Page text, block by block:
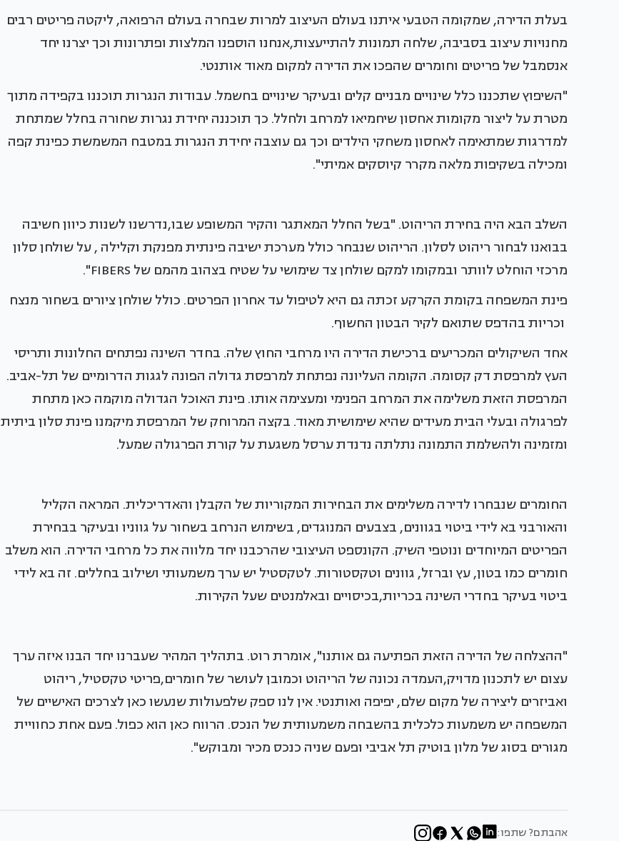
בעלת הדירה, שמקומה הטבעי איתנו בעולם העיצוב למרות שבחרה בעולם הרפואה, ליקטה פריטים רבים
מחנויות עיצוב בסביבה, שלחה תמונות להתייעצות,אנחנו הוספנו המלצות ופתרונות וכך יצרנו יחד
אנסמבל של פריטים וחומרים שהפכו את הדירה למקום מאוד אותנטי.
"השיפוץ שתכננו כלל שינויים מבניים קלים ובעיקר שינויים בחשמל. עבודות הנגרות תוכננו בקפידה מתוך
מטרת על ליצור מקומות אחסון שיחמיאו למרחב ולחלל. כך תוכננה יחידת נגרות שחורה בחלל שמתחת
למדרגות שמתאימה לאחסון משחקי הילדים וכך גם עוצבה יחידת הנגרות במטבח המשמשת כפינת קפה
ומכילה בשקיפות מלאה מקרר קיוסקים אמיתי".
השלב הבא היה בחירת הריהוט. "בשל החלל המאתגר והקיר המשופע שבו,נדרשנו לשנות כיוון חשיבה
בבואנו לבחור ריהוט לסלון. הריהוט שנבחר כולל מערכת ישיבה פינתית מפנקת וקלילה , על שולחן סלון
מרכזי הוחלט לוותר ובמקומו למקם שולחן צד שימושי על שטיח בצהוב מהמם של FIBERS".
פינת המשפחה בקומת הקרקע זכתה גם היא לטיפול עד אחרון הפרטים. כולל שולחן ציורים בשחור מנצח
וכריות בהדפס שתואם לקיר הבטון החשוף.
אחד השיקולים המכריעים ברכישת הדירה היו מרחבי החוץ שלה. בחדר השינה נפתחים החלונות ותריסי
העץ למרפסת דק קסומה. הקומה העליונה נפתחת למרפסת גדולה הפונה לגגות הדרומיים של תל-אביב.
המרפסת הזאת משלימה את המרחב הפנימי ומעצימה אותו. פינת האוכל הגדולה מוקמה כאן מתחת
לפרגולה ובעלי הבית מעידים שהיא שימושית מאוד. בקצה המרוחק של המרפסת מיקמנו פינת סלון ביתית
ומזמינה ולהשלמת התמונה נתלתה נדנדת ערסל משגעת על קורת הפרגולה שמעל.
החומרים שנבחרו לדירה משלימים את הבחירות המקוריות של הקבלן והאדריכלית. המראה הקליל
והאורבני בא לידי ביטוי בגוונים, בצבעים המנוגדים, בשימוש הנרחב בשחור על גווניו ובעיקר בבחירת
הפריטים המיוחדים ונוטפי השיק. הקונספט העיצובי שהרכבנו יחד מלווה את כל מרחבי הדירה. הוא משלב
חומרים כמו בטון, עץ וברזל, גוונים וטקסטורות. לטקסטיל יש ערך משמעותי ושילוב בחללים. זה בא לידי
ביטוי בעיקר בחדרי השינה בכריות,בכיסויים ובאלמנטים שעל הקירות.
"ההצלחה של הדירה הזאת הפתיעה גם אותנו", אומרת רוט. בתהליך המהיר שעברנו יחד הבנו איזה ערך
עצום יש לתכנון מדויק,העמדה נכונה של הריהוט וכמובן לעושר של חומרים,פריטי טקסטיל, ריהוט
ואביזרים ליצירה של מקום שלם, יפיפה ואותנטי. אין לנו ספק שלפעולות שנעשו כאן לצרכים האישיים של
המשפחה יש משמעות כלכלית בהשבחה משמעותית של הנכס. הרווח כאן הוא כפול. פעם אחת כחוויית
מגורים בסוג של מלון בוטיק תל אביבי ופעם שניה כנכס מכיר ומבוקש".
אהבתם? שתפו: